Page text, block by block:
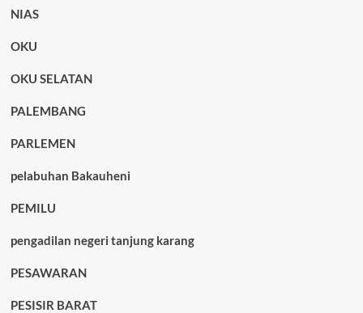
NIAS
OKU
OKU SELATAN
PALEMBANG
PARLEMEN
pelabuhan Bakauheni
PEMILU
pengadilan negeri tanjung karang
PESAWARAN
PESISIR BARAT